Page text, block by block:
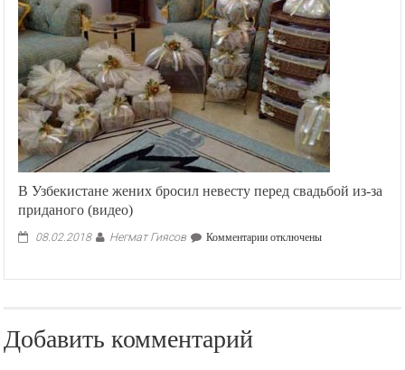
в
Бишкеке
вопросы
безопасности,
связанные
с
ситуацией
Афганистане
и
В Узбекистане жених бросил невесту перед свадьбой из-за
приданого (видео)
08.02.2018 Негмат Гиясов Комментариикотключены
Добавить комментарий